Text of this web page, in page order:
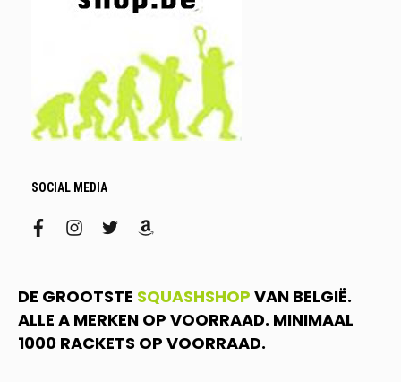
SOCIAL MEDIA
facebookinstagram
twitteramazon
DE GROOTSTE SQUASHSHOP VAN BELGIË.
ALLE A MERKEN OP VOORRAAD. MINIMAAL
1000 RACKETS OP VOORRAAD.